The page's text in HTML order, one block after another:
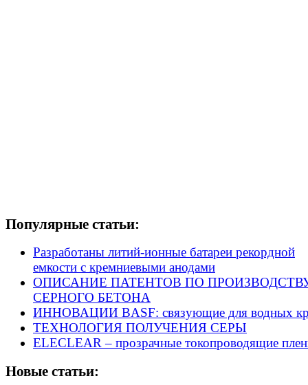
Популярные статьи:
Разработаны литий-ионные батареи рекордной
емкости с кремниевыми анодами
ОПИСАНИЕ ПАТЕНТОВ ПО
СЕРНОГО БЕТОНА
ИННОВАЦИИ BASF: связующие для водных
ТЕХНОЛОГИЯ ПОЛУЧЕНИЯ СЕРЫ
ELECLEAR – прозрачные токопроводящие
Новые статьи: